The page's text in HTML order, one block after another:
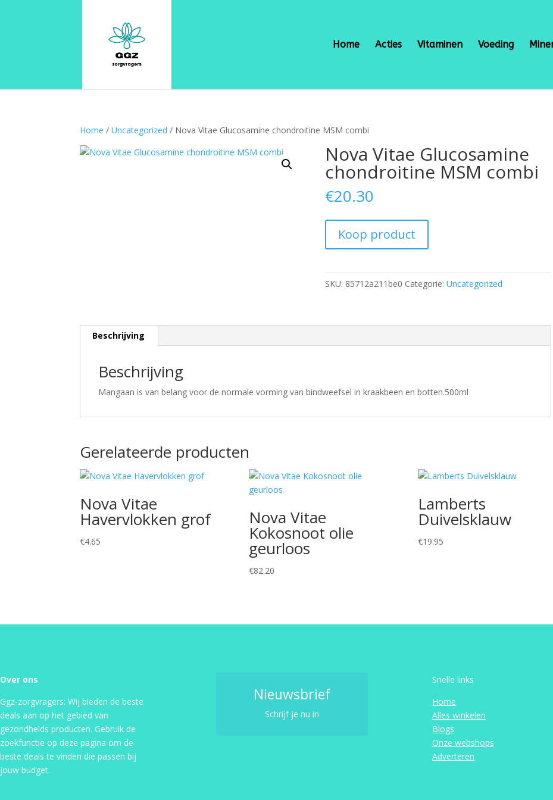
Home Acties Vitaminen Voeding
Home /Uncategorized / Nova Vitae Glucosamine chondroitine MSM combi
Nova Vitae Glucosamine
chondroitine MSM combi
€20.30
Koop product
SKU: 85712a211be0 Categorie:Uncategorized
Beschrijving
Beschrijving
Mangaan is van belang voor de normale vorming van bindweefsel in kraakbeen en botten.500ml
Gerelateerde producten
Nova Vitae
Havervlokken grof
€4.65
Nova Vitae
Kokosnoot olie
geurloos
€82.20
Lamberts
Duivelsklauw
€19.95
Over ons
Ggz-zorgvragers: Wij bieden de beste
deals aan op het gebied van
gezondheids producten. Gebruik de
zoekfunctie op deze pagina om de
beste deals te vinden die passen bij
jouw budget.
Nieuwsbrief
Schrijf je nu in
Snelle links
Home
Alles winkelen
Blogs
Onze webshops
Adverteren